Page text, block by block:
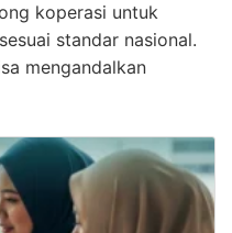
koperasi untuk
standar nasional.
mengandalkan